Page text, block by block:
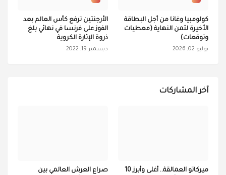
كولومبيا وغانا من أجل البطاقة
الأخيرة لثمن النهاية (معطيات
وتوقعات)
يوليو 02, 2026
الأرجنتين ترفع كأس العالم بعد
الفوز على فرنسا في نهائي بلغ
ذروة الإثارة الكروية
ديسمبر 19, 2022
آخر المشاركات
ميركاتو العمالقة.. أغلى وأبرز 10
صراع العرش العالمي بين